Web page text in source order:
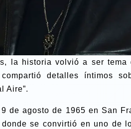
la historia volvió a ser
detalles íntimos
Aire”.
de agosto de 1965 en San
se convirtió en uno de